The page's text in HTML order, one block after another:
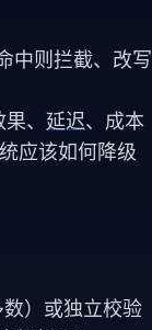
中则拦截、改写
、 延迟、成本
应该如何降级
）或独立校验